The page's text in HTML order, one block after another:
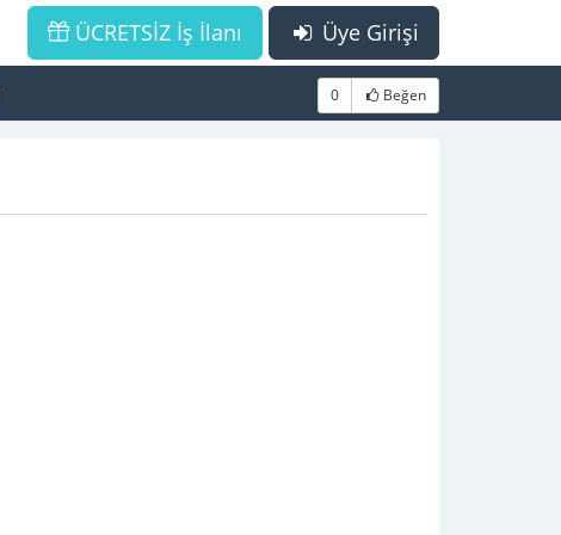
Üye Girişi
ÜCRETSİZ İş İlanı
0 Beğen